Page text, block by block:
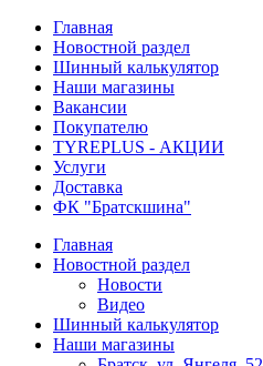
Главная
Новостной раздел
Шинный калькулятор
Наши магазины
Вакансии
Покупателю
TYREPLUS - АКЦИИ
Услуги
Доставка
ФК "Братскшина"
Главная
Новостной раздел
Новости
Видео
Шинный калькулятор
Наши магазины